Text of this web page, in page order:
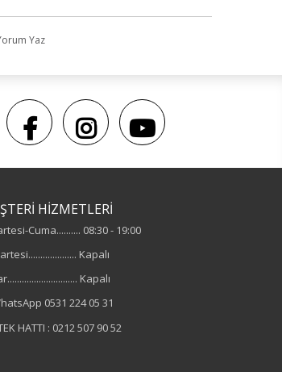
Yaz
HİZMETLERİ
Cuma.......... 08:30 - 19:00
Kapalı
Kapalı
0531 224 05 31
HATTI : 0212 507 90 52